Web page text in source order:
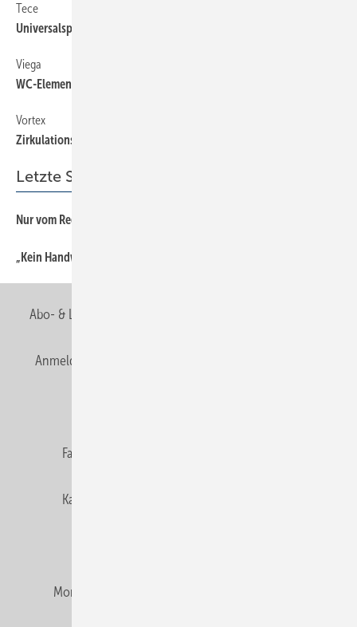
Tece
Universalspülkasten mit 750 mm ­Bauhöhe
Viega
WC-Element mit Spülstation
Vortex
Zirk ulationspumpe für erhöhte Volumen­ströme
Letzte Seiten
Nur vo m Regelwerk getrennt!
„Kein Handwerker arbeitet ohne seinen Geist“
Abo- & Leserservice
Anmelden
Fachbeiträge
Karriere bei Gentner
Montagezeiten Heizung